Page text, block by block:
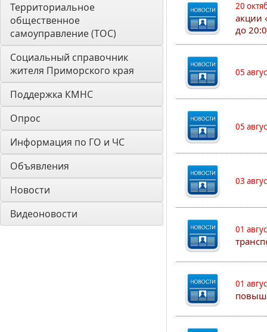
Территориальное
общественное
самоуправление (ТОС)
Социальный справочник
жителя Приморского края
Поддержка КМНС
Опрос
Информация по ГО и ЧС
Объявления
Новости
Видеоновости
20
акции
до
05
05
03
01
01